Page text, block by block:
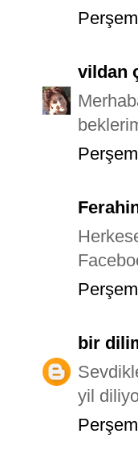
vildan
bir
yil